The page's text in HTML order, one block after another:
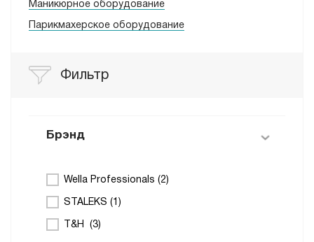
Маникюрное оборудование
Парикмахерское оборудование
Фильтр
Брэнд
Wella Professionals (2)
STALEKS ( 1 )
T&H (3)